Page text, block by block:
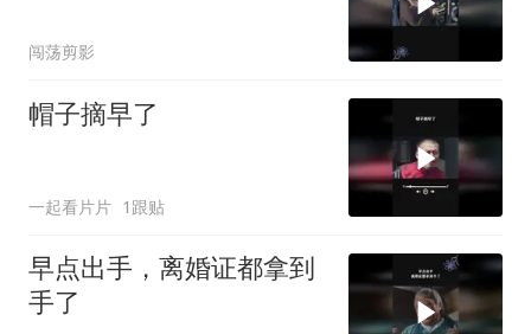
闯荡剪影
帽子摘早了
一起看片片 1跟贴
早点出手，离婚证都拿到
手了